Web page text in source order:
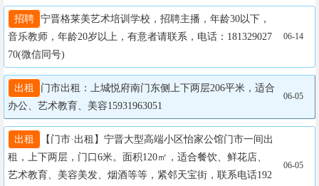
招聘 宁晋格莱美艺术培训学校，招聘主播，年龄30以下，
音乐教师，年龄20岁以上，有意者请联系，电话：181329027
70(微信同号)
06-14
出租
门市出租：上城悦府南门东侧上下两层206平米，适合
办公、艺术教育、美容15931963051
06-05
出租
【门市·出租】宁晋大型高端小区怡家公馆门市一间出
租，上下两层，门口6米。面积120㎡，适合餐饮、鲜花店、
艺术教育、美容美发、烟酒等等，紧邻天宝街，联系电话192
06-05